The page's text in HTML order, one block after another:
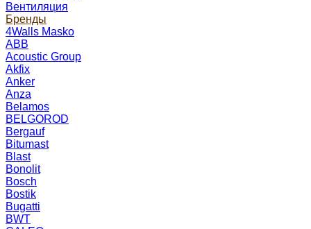
Вентиляция
Бренды
4Walls Masko
ABB
Acoustic Group
Akfix
Anker
Anza
Belamos
BELGOROD
Bergauf
Bitumast
Blast
Bonolit
Bosch
Bostik
Bugatti
BWT